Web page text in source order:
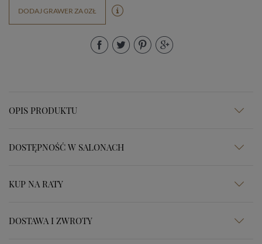
DODAJ GRAWER ZA 0ZŁ
OPIS PRODUKTU
DOSTĘPNOŚĆ W SALONACH
KUP NA RATY
DOSTAWA I ZWROTY